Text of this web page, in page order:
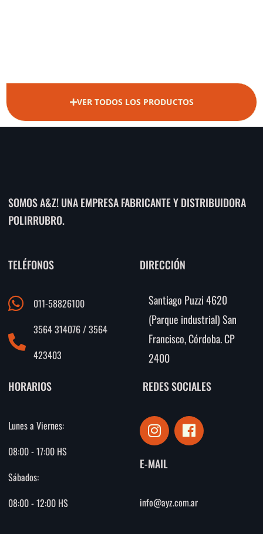
VER TODOS LOS PRODUCTOS
SOMOS A&Z! UNA EMPRESA FABRICANTE Y DISTRIBUIDORA
POLIRRUBRO.
TELÉFONOS
011-58826100
3564 314076 / 3564
423403
DIRECCIÓN
Santiago Puzzi 4620
(Parque industrial) San
Francisco, Córdoba. CP
2400
HORARIOS
Lunes a Viernes:
08:00 - 17:00 HS
Sábados:
08:00 - 12:00 HS
REDES SOCIALES
I
n
s
t
g
r
F
a
c
o
o
E-MAIL
info@ayz.com.ar